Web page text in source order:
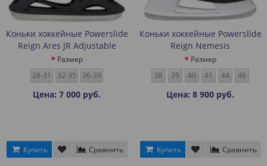
Коньки хоккейные Powerslide
Reign Ares JR Adjustable
Размер
28-31
32-35 36-39
Цена: 7 000 руб.
Купить Сравнить
Коньки хоккейные Powerslide
Reign Nemesis
Размер
38
39 40 41 44 46
Цена: 8 900 руб.
Купить Сравнить